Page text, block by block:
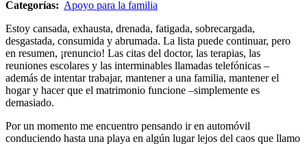
27 deNoviembrede 2017 | De:Melissa Morphis
Categorías: Apoyo para la familia
Estoy cansada, exhausta, drenada, fatigada, sobrecargada,
desgastada, consumida y abrumada. La lista puede continuar, pero
en resumen, ¡renuncio! Las citas del doctor, las terapias, las
reuniones escolares y las interminables llamadas telefónicas –
además de intentar trabajar, mantener a una familia, mantener el
demasiado.